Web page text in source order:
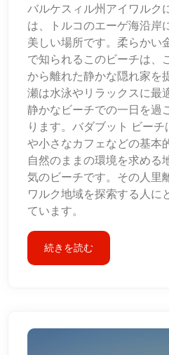
バルケスィル州アイワルク
は、トルコのエーゲ海沿岸
美しい場所です。柔らかい
で知られるこのビーチは、
から離れた静かな隠れ家を
瀬は水泳やリラックスに最
静かなビーチでの一日を過
ります。バダブット ビー
や小さなカフェなどの基本
自然のままの環境を求める
気のビーチです。その人里
ワルク地域を探索する人に
ています。
続きを読む